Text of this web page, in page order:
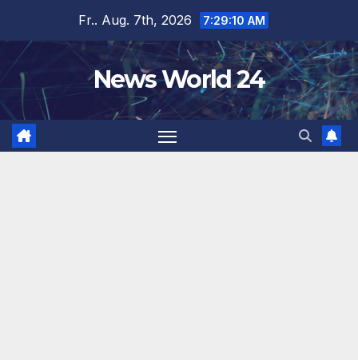
springen
Fr.. Aug. 7th, 2026 7:29:11 AM
News World 24